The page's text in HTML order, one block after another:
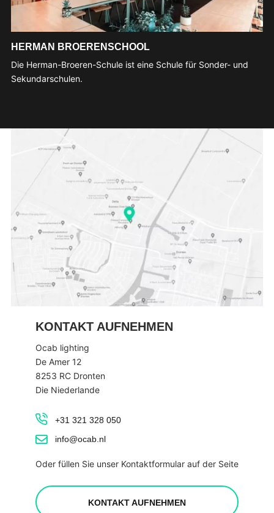
HERMAN BROERENSCHOOL
Die Herman-Broeren-Schule ist eine Schule für Sonder- und
Sekundarschulen.
KONTAKT AUFNEHMEN
Ocab lighting
De Amer 12
8253 RC Dronten
Die Niederlande
+31 321 328 050
info@ocab.nl
Oder füllen Sie unser Kontaktformular auf der Seite
KONTAKT AUFNEHMEN